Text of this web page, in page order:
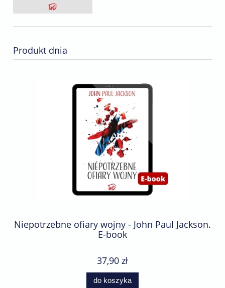
Produkt dnia
Niepotrzebne ofiary wojny - John Paul Jackson.
E-book
37,90 zł
do koszyka